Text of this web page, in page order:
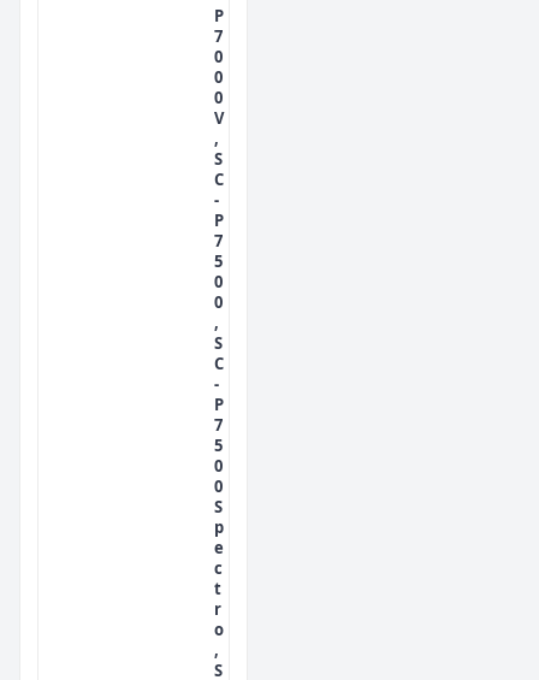
P
7
0
0
0
V
,
S
C
-
P
7
5
0
0
,
S
C
-
P
7
5
0
0
S
p
e
c
t
r
o
,
S